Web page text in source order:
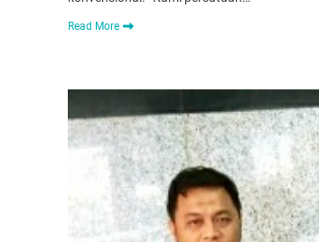
Read More